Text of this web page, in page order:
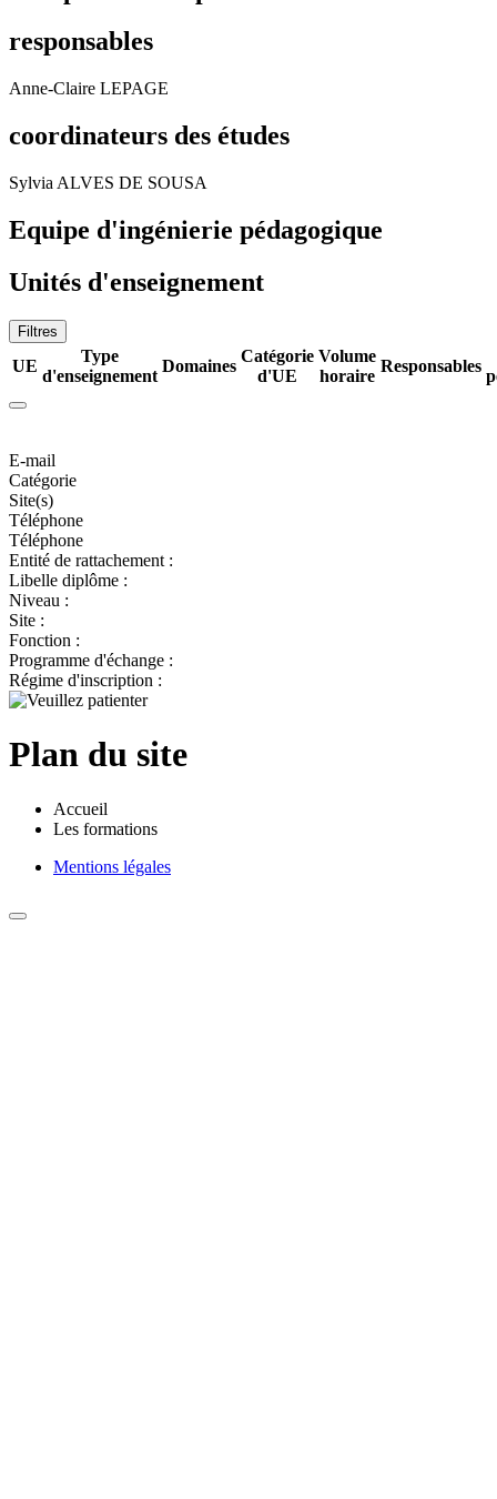
responsables
Anne-Claire LEPAGE
coordinateurs des études
Sylvia ALVES DE SOUSA
Equipe d'ingénierie pédagogique
Unités d'enseignement
Filtres
UE
Type
d'enseignement
Domaines
Catégorie
d'UE
Volume
horaire
Responsables
E-mail
Catégorie
Site(s)
Téléphone
Téléphone
Entité de rattachement :
Libelle diplôme :
Niveau :
Site :
Fonction :
Programme d'échange :
Régime d'inscription :
Plan du site
Accueil
Les formations
Mentions légales